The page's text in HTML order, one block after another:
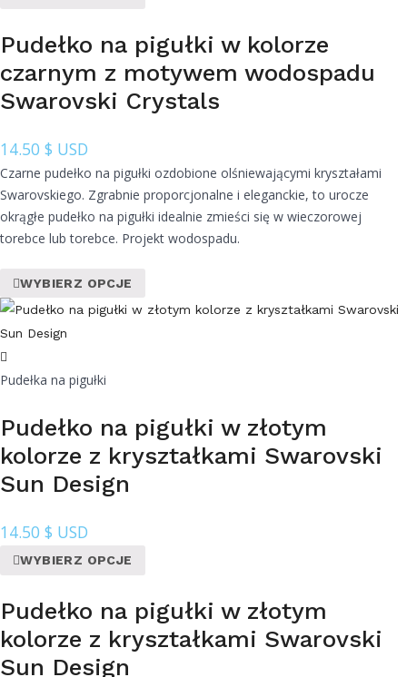
Pudełko na pigułki w kolorze
czarnym z motywem wodospadu
Swarovski Crystals
14.50 $ USD
Czarne pudełko na pigułki ozdobione olśniewającymi kryształami
Swarovskiego. Zgrabnie proporcjonalne i eleganckie, to urocze
okrągłe pudełko na pigułki idealnie zmieści się w wieczorowej
torebce lub torebce. Projekt wodospadu.
WYBIERZ OPCJE
Pudełka na pigułki
Pudełko na pigułki w złotym
kolorze z kryształkami Swarovski
Sun Design
14.50 $ USD
WYBIERZ OPCJE
Pudełko na pigułki w złotym
kolorze z kryształkami Swarovski
Sun Design